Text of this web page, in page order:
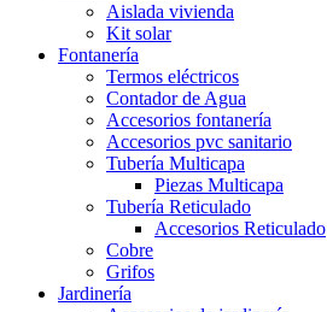
Aislada vivienda
Kit solar
Fontanería
Termos eléctricos
Contador de Agua
Accesorios fontanería
Accesorios pvc sanitario
Tubería Multicapa
Piezas Multicapa
Tubería Reticulado
Accesorios Reticulado
Cobre
Grifos
Jardinería